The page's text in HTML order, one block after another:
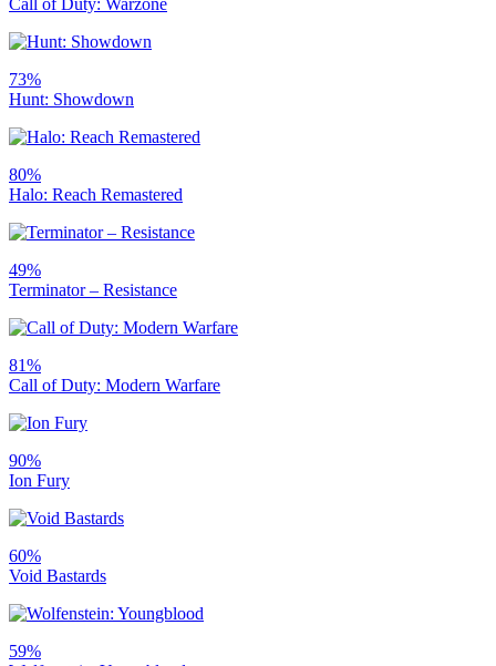
Call of Duty: Warzone
73%
Hunt: Showdown
80%
Halo: Reach Remastered
49%
Terminator – Resistance
81%
Call of Duty: Modern Warfare
90%
Ion Fury
60%
Void Bastards
59%